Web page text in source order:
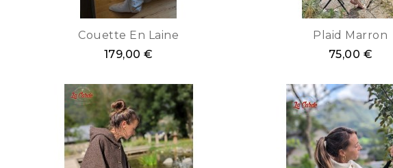
Couette En Laine
179,00 €
Plaid Marron
75,00 €